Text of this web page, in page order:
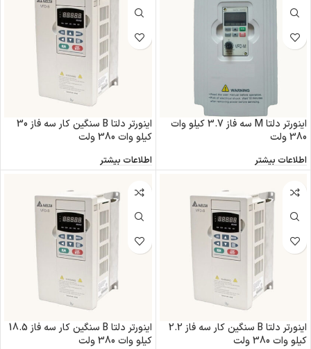
اینورتر دلتا M سه فاز 3.7 کیلو وات
380 ولت
اطلاعات بیشتر
اینورتر دلتا B سنگین کار سه فاز 30
کیلو وات 380 ولت
اطلاعات بیشتر
اینورتر دلتا B سنگین کار سه فاز 2.2
کیلو وات 380 ولت
اینورتر دلتا B سنگین کار سه فاز 18.5
کیلو وات 380 ولت